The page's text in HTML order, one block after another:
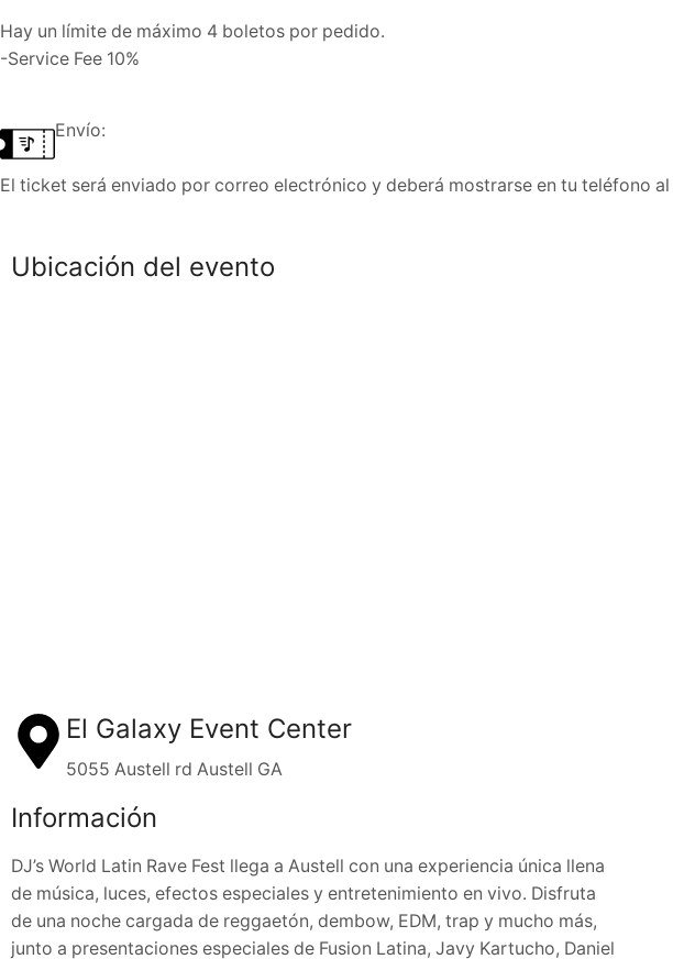
Hay un límite de máximo 4 boletos por pedido.
-Service Fee 10%
Envío:
El ticket será enviado por correo electrónico y deberá mostrarse en tu teléfono
Ubicación del evento
El Galaxy Event Center
5055 Austell rd Austell GA
Información
DJ’s World Latin Rave Fest llega a Austell con una experiencia única llena
de música, luces, efectos especiales y entretenimiento en vivo. Disfruta
de una noche cargada de reggaetón, dembow, EDM, trap y mucho más,
junto a presentaciones especiales de Fusion Latina, Javy Kartucho, Daniel